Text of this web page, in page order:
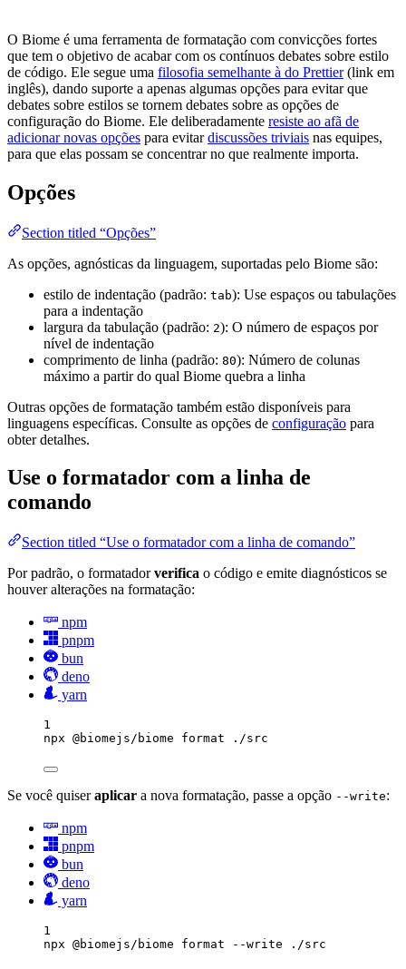
O Biome é uma ferramenta de formatação com convicções fortes
que tem o objetivo de acabar com os contínuos debates sobre estilo
de código. Ele segue uma filosofia semelhante à do Prettier(link em
inglês), dando suporte a apenas algumas opções para evitar que
debates sobre estilos se tornem debates sobre as opções de
configuração do Biome. Ele deliberadamente resiste ao afã de
adicionar novas opções para evitardiscussões triviais nas equipes,
para que elas possam se concentrar no que realmente importa.
Opções
Section titled “Opções”
As opções, agnósticas da linguagem, suportadas pelo Biome são:
estilo de indentação (padrão: tab): Use espaços ou tabulações
para a indentação
largura da tabulação (padrão: 2): O número de espaços por
nível de indentação
comprimento de linha (padrão: 80): Número de colunas
máximo a partir do qual Biome quebra a linha
Outras opções de formatação também estão disponíveis para
linguagens específicas. Consulte as opções de configuração para
obter detalhes.
Use o formatador com a linha de
comando
Section titled “Use o formatador com a linha de comando”
Por padrão, o formatadorverifica o código e emite diagnósticos se
houver alterações na formatação:
npm
pnpm
bun
deno
yarn
1
npx @biomejs/biome format ./src
Se você quiseraplicar a nova formatação, passe a opção --write:
npm
pnpm
bun
deno
yarn
1
npx @biomejs/biome format --write ./src